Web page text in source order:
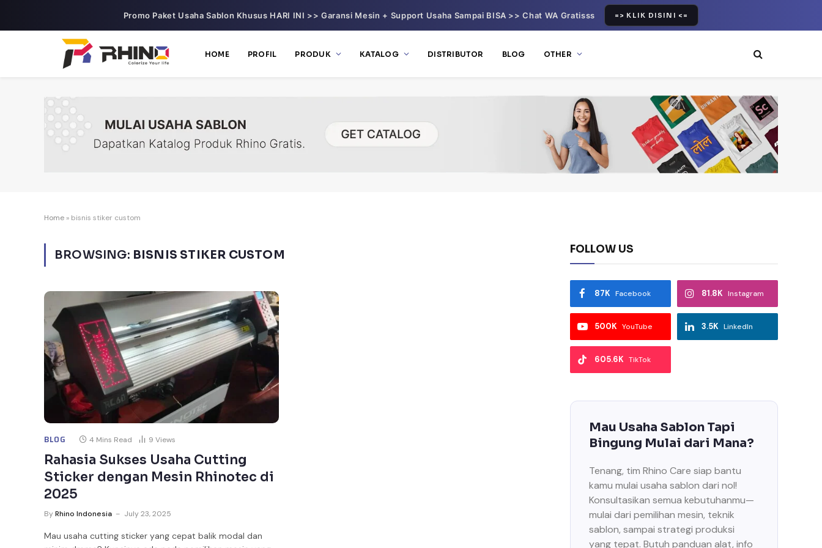
Promo Paket Usaha Sablon Khusus HARI INI >> Garansi Mesin + Support Usaha Sampai BISA >> Chat WA Gratisss => KLIK DISINI <=
HOME PROFIL PRODUK KATALOG DISTRIBUTOR BLOG OTHER
Home » bisnis stiker custom
BROWSING: BISNIS STIKER CUSTOM
BLOG 4 Mins Read 9 Views
Rahasia Sukses Usaha Cutting
Sticker dengan Mesin Rhinotec di
2025
ByRhino Indonesia July 23, 2025
Mau usaha cutting sticker yang cepat balik modal dan
FOLLOW US
Facebook
87K Instagram
81.8K
YouTube
500K LinkedIn
3.5K
TikTok
605.6K
Mau Usaha Sablon Tapi
Bingung Mulai dari Mana?
Tenang, tim Rhino Care siap bantu
kamu mulai usaha sablon dari nol!
Konsultasikan semua kebutuhanmu—
mulai dari pemilihan mesin, teknik
sablon, sampai strategi produksi
yang tepat. Butuh panduan alat, info